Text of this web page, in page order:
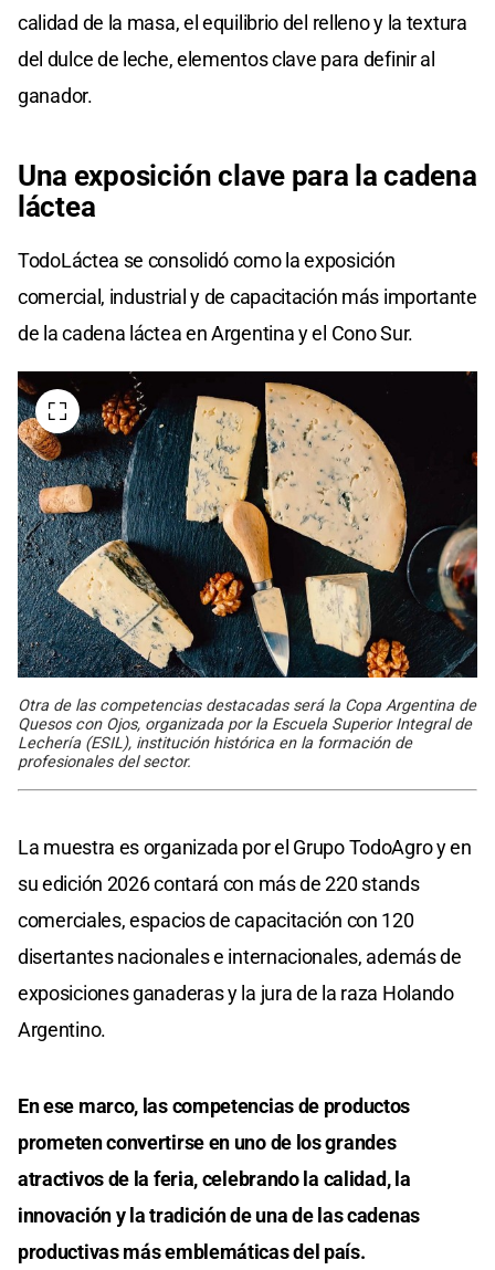
calidad de la masa, el equilibrio del relleno y la textura
del dulce de leche, elementos clave para definir al
ganador.
Una exposición clave para la cadena
láctea
TodoLáctea se consolidó como la exposición
comercial, industrial y de capacitación más importante
de la cadena láctea en Argentina y el Cono Sur.
Otra de las competencias destacadas será la Copa Argentina de
Quesos con Ojos, organizada por la Escuela Superior Integral de
Lechería (ESIL), institución histórica en la formación de
profesionales del sector.
La muestra es organizada por el Grupo TodoAgro y en
su edición 2026 contará con más de 220 stands
comerciales, espacios de capacitación con 120
disertantes nacionales e internacionales, además de
exposiciones ganaderas y la jura de la raza Holando
Argentino.
En ese marco, las competencias de productos
prometen convertirse en uno de los grandes
atractivos de la feria, celebrando la calidad, la
innovación y la tradición de una de las cadenas
productivas más emblemáticas del país.